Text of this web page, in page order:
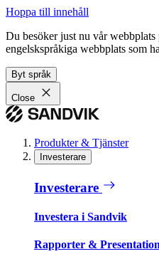
Hoppa till innehåll
Du besöker just nu vår
engelskspråkiga webbplats som
Byt språk
Close
Produkter & Tjänster
Investerare
Investerare
Investera i Sandvik
Rapporter &